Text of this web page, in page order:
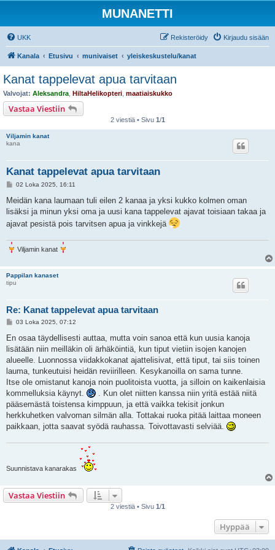
MUNANETTI
UKK Kirjaudu sisään
Rekisteröidy
Kanala Etusivu munivaiset yleiskeskustelu/kanat
Kanat tappelevat apua tarvitaan
Valvojat: Aleksandra HiltaHelikopteri maatiaiskukko
Vastaa Viestiin
2 viestiä • Sivu 1/1
Viljamin kanat
kana
Kanat tappelevat apua tarvitaan
V
e
t
02 Loka 2025, 16:11
Meidän kana laumaan tuli eilen 2 kanaa ja yksi kukko kolmen oman
lisäksi ja minun yksi oma ja uusi kana tappelevat ajavat toisiaan takaa ja
ajavat pesistä pois tarvitsen apua ja vinkkejä
Viljamin kanat
Pappilan kanaset
tipu
Re: Kanat tappelevat apua tarvitaan
V
e
t
i
03 Loka 2025, 07:12
En osaa täydellisesti auttaa, mutta voin sanoa että kun uusia kanoja
lisätään niin meilläkin oli ärhäköintiä, kun tiput vietiin isojen kanojen
alueelle. Luonnossa viidakkokanat ajattelisivat, että tiput, tai siis toinen
lauma, tunkeutuisi heidän reviirilleen. Kesykanoilla on sama tunne.
Itse ole omistanut kanoja noin puolitoista vuotta, ja silloin on kaikenlaisia
kommelluksia käynyt.
. Kun olet niitten kanssa niin yritä estää niitä
pääsemästä toistensa kimppuun, ja että vaikka tekisit jonkun
herkkuhetken valvoman silmän alla. Tottakai ruoka pitää laittaa moneen
paikkaan, jotta saavat syödä rauhassa. Toivottavasti selviää.
Suunnistava kanarakas
Vastaa Viestiin
2 viestiä • Sivu 1/1
Hyppää